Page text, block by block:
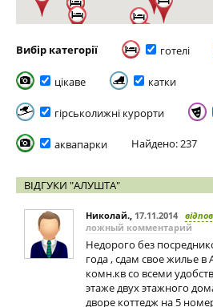
Вибір категорії готелі
цікаве катки
гірськолижні курорти
аквапарки Найдено: 237
ВІДГУКИ "АЛУШТА"
Николай., 17.11.2014
ложный комментарий
Недорого без
года , сдам свое жилье в
комн.кв со всеми
этаже двух этажного
дворе коттедж на 5